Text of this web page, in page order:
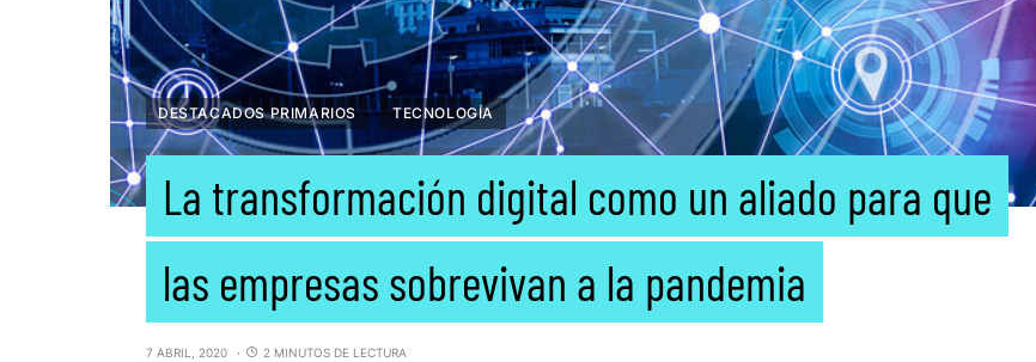
DESTACADOS PRIMARIOS TECNOLOGÍA
La transformación digital como un aliado para que
las empresas sobrevivan a la pandemia
7 ABRIL, 2020 2 MINUTOS DE LECTURA